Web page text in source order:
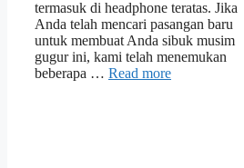
termasuk di headphone teratas. Jika
Anda telah mencari pasangan baru
untuk membuat Anda sibuk musim
gugur ini, kami telah menemukan
beberapa … Read more